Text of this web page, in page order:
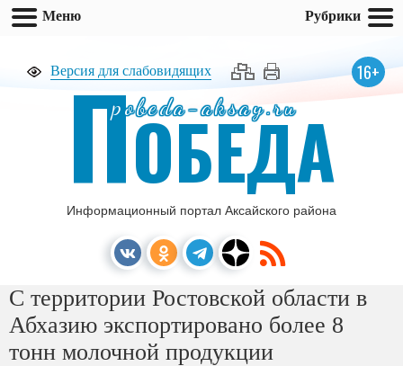
Версия для слабовидящих 16+
pobeda-aksay.ru
ПОБЕДА
Информационный портал Аксайского района
С территории Ростовской области в
Абхазию экспортировано более 8
тонн молочной продукции
Меню Рубрики